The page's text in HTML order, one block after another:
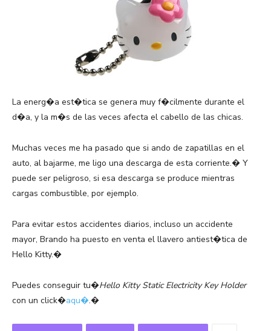
La energ�a est�tica se genera muy f�cilmente durante el
d�a, y la m�s de las veces afecta el cabello de las chicas.
Muchas veces me ha pasado que si ando de zapatillas en el
auto, al bajarme, me ligo una descarga de esta corriente.� Y
puede ser peligroso, si esa descarga se produce mientras
cargas combustible, por ejemplo.
Para evitar estos accidentes diarios, incluso un accidente
mayor, Brando ha puesto en venta el llavero antiest�tica de
Hello Kitty.�
Puedes conseguir tu�Hello Kitty Static Electricity Key Holder
con un click�aqu�.�